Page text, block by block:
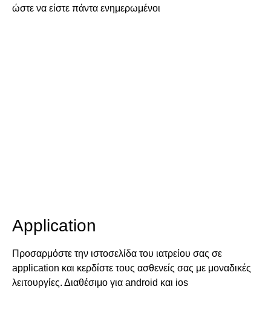
ώστε να είστε πάντα ενημερωμένοι
Application
Προσαρμόστε την ιστοσελίδα του ιατρείου σας σε
application και κερδίστε τους ασθενείς σας με μοναδικές
λειτουργίες. Διαθέσιμο για android και ios